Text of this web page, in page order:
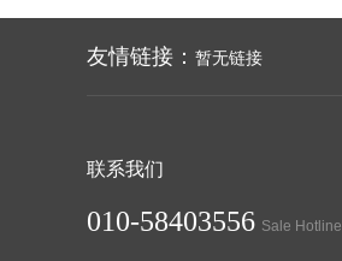
友情链接： 暂无链接
联系我们
010-58403556 Sale Hotline